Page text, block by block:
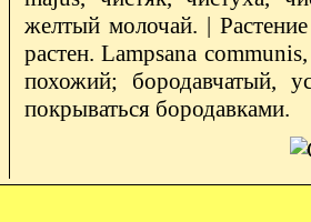
желтый молочай. |
растен. Lampsana
похожий; бородавчатый,
покрываться бородавками.